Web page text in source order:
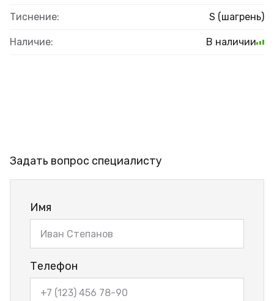
Тиснение: S (шагрень)
Наличие: В наличии
Задать вопрос специалисту
Имя
Телефон